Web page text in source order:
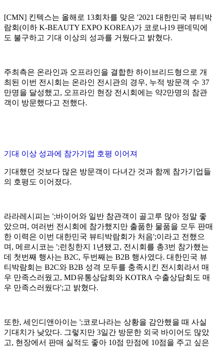
[CMN] 킨텍스는 올해로 13회차를 맞은 '2021 대한민국 뷰티박
람회(이하 K-BEAUTY EXPO KOREA)가 코로나19 팬데믹에
도 불구하고 기대 이상의 성과를 거뒀다고 밝혔다.
주최측은 온라인과 오프라인을 결합한 하이브리드형으로 개
최된 이번 전시회는 온라인 전시관의 경우, 누적 방문객 수 37
만명을 달성했고, 오프라인 현장 전시회에는 약2만명의 참관
객이 방문했다고 전했다.
기대 이상 성과에 참가기업 호평 이어져
기대했던 것보다 많은 방문객이 다녀간 것과 함께 참가기업들
의 호평도 이어졌다.
라라레시피는 ';바이어와 일반 참관객이 골고루 많아 정말 좋
았으며, 여러번 전시회에 참가했지만 출품한 물품을 모두 판매
한 이력은 이번 대한민국 뷰티박람회가 처음';이라고 전했으
며, 메르시코는 ';런칭한지 1년됐고, 전시회를 총3번 참가했는
데 첫번째 행사는 B2C, 두번째는 B2B 행사였다. 대한민국 뷰
티박람회는 B2C와 B2B 성격 모두를 충족시킨 전시회라서 매
우 만족스러웠고, MD유통상담회와 KOTRA 수출상담회도 매
우 만족스러웠다';고 밝혔다.
또한, 세인디앤아이는 ';코로나라는 상황을 감안했을 때 사실
기대치가 낮았다. 그렇지만 3일간 방문한 외국 바이어도 많았
고, 현장에서 판매 실적도 좋아 10점 만점에 10점을 주고 싶은